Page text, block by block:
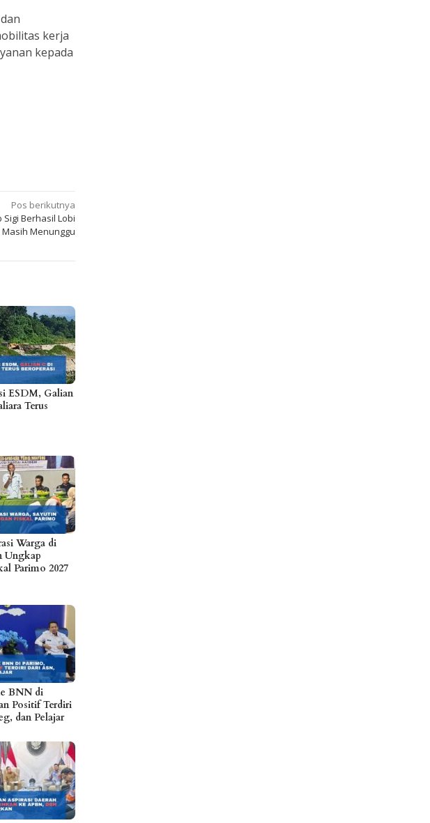
kerja
kepada
Pos berikutnya
Berhasil Lobi
Menunggu
ESDM, Galian
Terus
Warga di
Ungkap
Parimo 2027
BNN di
Positif Terdiri
dan Pelajar